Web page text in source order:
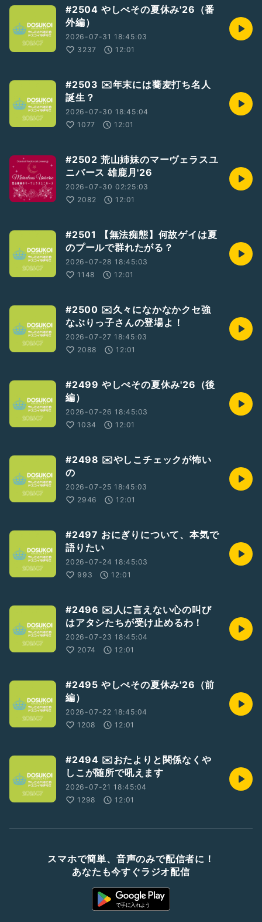
#2504 やしぺその夏休み'26（番
外編）
2026-07-31 18:45:03
3237
12:01
#2503 ✉️年末には蕎麦打ち名人
誕生？
2026-07-30 18:45:04
1077
12:01
#2502 荒山姉妹のマーヴェラスユ
ニバース 雄鹿月'26
2026-07-30 02:25:03
2082
12:01
#2501 【無法痴態】何故ゲイは夏
のプールで群れたがる？
2026-07-28 18:45:03
1148
12:01
#2500 ✉️久々になかなかクセ強
なぶりっ子さんの登場よ！
2026-07-27 18:45:03
2088
12:01
#2499 やしぺその夏休み'26（後
編）
2026-07-26 18:45:03
1034
12:01
#2498 ✉️やしこチェックが怖い
の
2026-07-25 18:45:03
2946
12:01
#2497 おにぎりについて、本気で
語りたい
2026-07-24 18:45:03
993
12:01
#2496 ✉️人に言えない心の叫び
はアタシたちが受け止めるわ！
2026-07-23 18:45:04
2074
12:01
#2495 やしぺその夏休み'26（前
編）
2026-07-22 18:45:04
1208
12:01
#2494 ✉️おたよりと関係なくや
しこが随所で吼えます
2026-07-21 18:45:04
1298
12:01
スマホで簡単、音声のみで配信者に！
あなたも今すぐラジオ配信